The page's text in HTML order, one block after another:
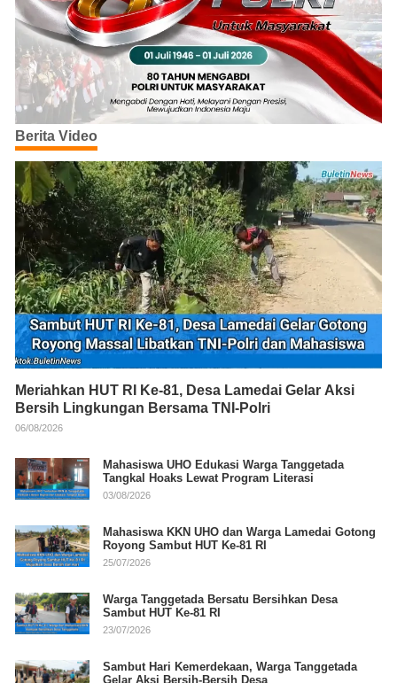
Berita Video
Meriahkan HUT RI Ke-81, Desa Lamedai Gelar Aksi
Bersih Lingkungan Bersama TNI-Polri
06/08/2026
Mahasiswa UHO Edukasi Warga Tanggetada
Tangkal Hoaks Lewat Program Literasi
03/08/2026
Mahasiswa KKN UHO dan Warga Lamedai Gotong
Royong Sambut HUT Ke-81 RI
25/07/2026
Warga Tanggetada Bersatu Bersihkan Desa
Sambut HUT Ke-81 RI
23/07/2026
Sambut Hari Kemerdekaan, Warga Tanggetada
Gelar Aksi Bersih-Bersih Desa